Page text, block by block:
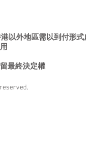
港以外地區需以到付形
最終決定權